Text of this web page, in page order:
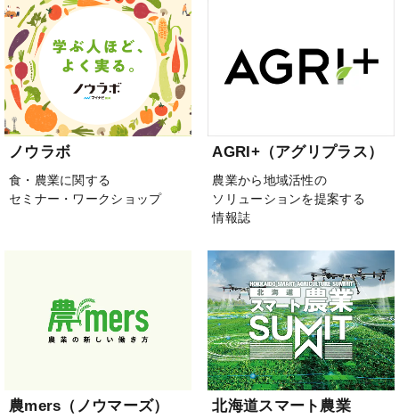
ノウラボ
食・農業に関する
セミナー・ワークショップ
AGRI+（アグリプラス）
農業から地域活性の
ソリューションを提案する
情報誌
農mers（ノウマーズ）
北海道スマート農業